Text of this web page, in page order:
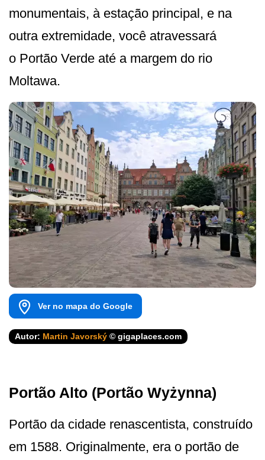
monumentais, à estação principal, e na
outra extremidade, você atravessará
o Portão Verde até a margem do rio
Moltawa.
Ver no mapa do Google
Autor: Martin Javorský © gigaplaces.com
Portão Alto (Portão Wyżynna)
Portão da cidade renascentista, construído
em 1588. Original­mente, era o portão de